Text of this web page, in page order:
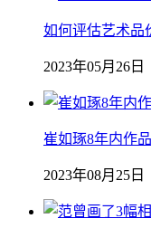
如何评估艺术品
2023年05月26日
崔如琢8年内作
2023年08月25日